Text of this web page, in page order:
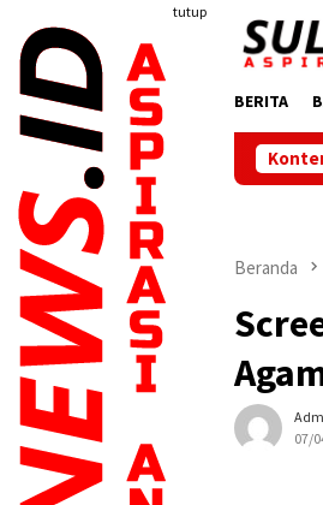
konten
tutup
BERITA
Beranda
07/